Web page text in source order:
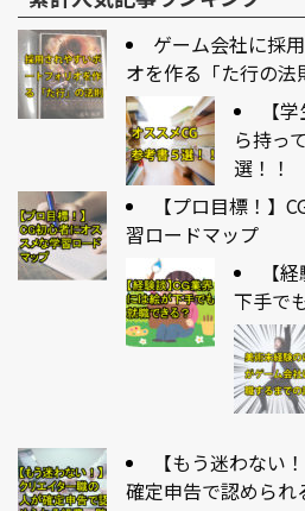
ゲーム会社に採
オを作る「た行の法
【
ら持っ
選！！
【プロ目標！】
習ロードマップ
【
下手で
【もう迷わない
確定申告で認められ